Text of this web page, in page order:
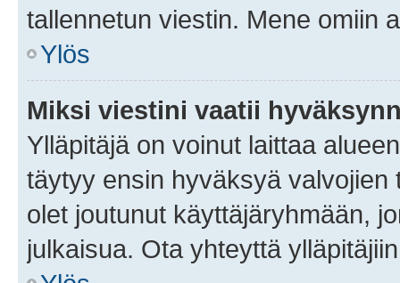
tallennetun viestin. Mene omiin
Ylös
Miksi viestini vaatii
Ylläpitäjä on voinut laittaa
täytyy ensin hyväksyä
olet joutunut käyttäjäryhmään,
julkaisua. Ota yhteyttä